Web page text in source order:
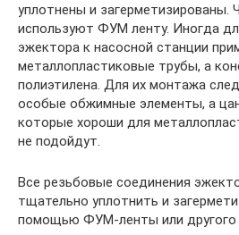
уплотнены и загерметизированы.
используют ФУМ ленту. Иногда
эжектора к насосной станции
металлопластиковые трубы, а
полиэтилена. Для их монтажа
особые обжимные элементы, а
которые хороши для
не подойдут.
Все резьбовые соединения
тщательно уплотнить и
помощью ФУМ-ленты или другого